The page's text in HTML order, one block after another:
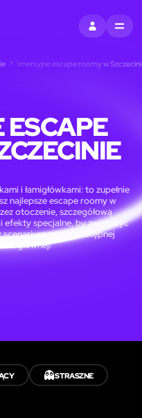
ZALOGUJ SIĘ
MENU
Imersyjne escape roomy w
ESCAPE
i łamigłówkami: to zupełnie
najlepsze escape roomy w
otoczenie, szczegółową
specjalne, by zwiększyć
swojej następnej
głównej!
👻STRASZNE